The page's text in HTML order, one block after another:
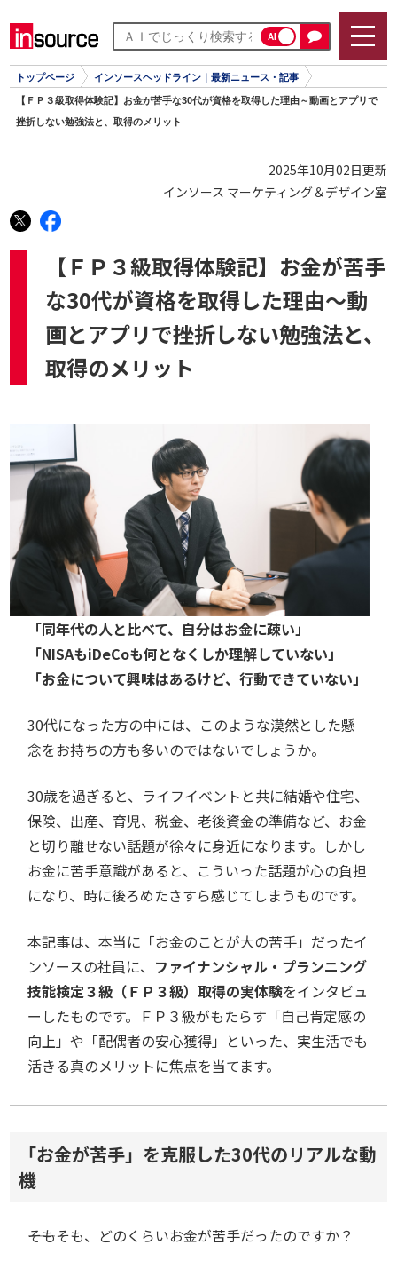
AI
トップページ インソースヘッドライン｜最新ニュース・記事
【ＦＰ３級取得体験記】お金が苦手な30代が資格を取得した理由～動画とアプリで
挫折しない勉強法と、取得のメリット
2025年10月02日更新
インソース マーケティング＆デザイン室
【ＦＰ３級取得体験記】お金が苦手
な30代が資格を取得した理由～動
画とアプリで挫折しない勉強法と、
取得のメリット
「同年代の人と比べて、自分はお金に疎い」
「NISAもiDeCoも何となくしか理解していない」
「お金について興味はあるけど、行動できていない」
30代になった方の中には、このような漠然とした懸
念をお持ちの方も多いのではないでしょうか。
30歳を過ぎると、ライフイベントと共に結婚や住宅、
保険、出産、育児、税金、老後資金の準備など、お金
と切り離せない話題が徐々に身近になります。しかし
お金に苦手意識があると、こういった話題が心の負担
になり、時に後ろめたさすら感じてしまうものです。
本記事は、本当に「お金のことが大の苦手」だったイ
ンソースの社員に、 ファイナンシャル・プランニング
技能検定３級（ＦＰ３級）取得の実体験をインタビュ
ーしたものです。ＦＰ３級がもたらす「自己肯定感の
向上」や「配偶者の安心獲得」といった、実生活でも
活きる真のメリットに焦点を当てます。
「お金が苦手」を克服した30代のリアルな動
機
――そもそも、どのくらいお金が苦手だったのですか？